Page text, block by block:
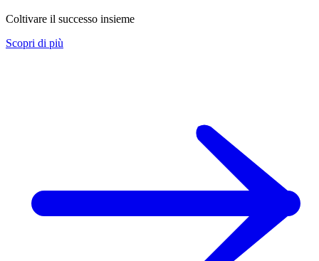
Coltivare il successo insieme
Scopri di più